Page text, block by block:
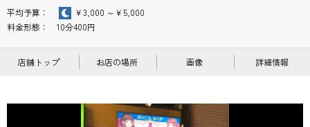
平均予算：
￥3,000 ～￥5,000
料金形態： 10分400円
店舗トップ お店の場所 画像 詳細情報